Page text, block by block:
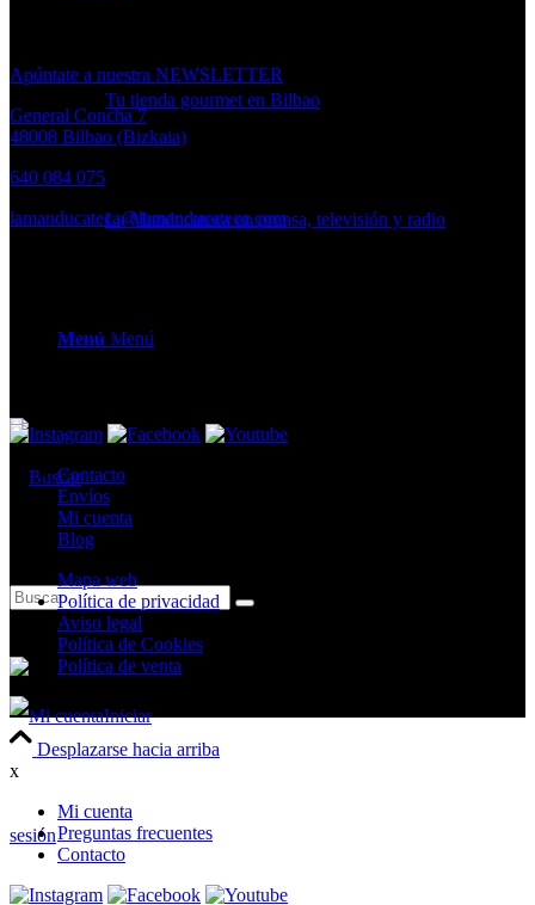
Tu tienda gourmet en Bilbao
La Manducateca en prensa, televisión y radio
Menú Menú
Iniciar
sesión
Apúntate a nuestra NEWSLETTER
General Concha 7
48008 Bilbao (Bizkaia)
640 084 075
lamanducateca@lamanducateca.com
10.30 – 14.00h. · 17.00 – 20.00h
Contacto
Envíos
Mi cuenta
Blog
Mapa web
Política de privacidad
Aviso legal
Política de Cookies
Política de venta
Desplazarse hacia arriba
x
Mi cuenta
Preguntas frecuentes
Contacto